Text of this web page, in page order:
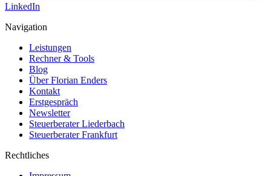
LinkedIn
Navigation
Leistungen
Rechner & Tools
Blog
Über Florian Enders
Kontakt
Erstgespräch
Newsletter
Steuerberater Liederbach
Steuerberater Frankfurt
Rechtliches